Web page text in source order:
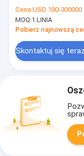
produkcji
rur
Cena:USD 100-300000 SET
MOQ:1 LINIA
Pobierz najnowszą
Skontaktuj się teraz